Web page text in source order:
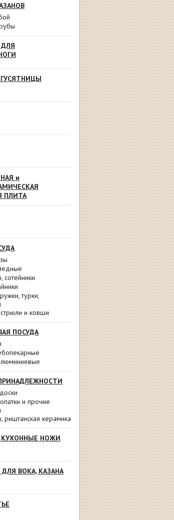
и
ПЛИТА
турки,
и ковши
ПОСУДА
и прочие
риштанская керамика
КУХОННЫЕ НОЖИ
ДЛЯ ВОКА, КАЗАНА